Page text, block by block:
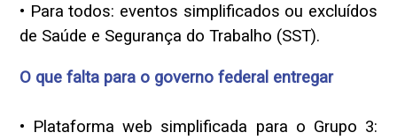
• Para todos: eventos simplificados ou excluídos
de Saúde e Segurança do Trabalho (SST).
O que falta para o governo federal entregar
• Plataforma web simplificada para o Grupo 3: